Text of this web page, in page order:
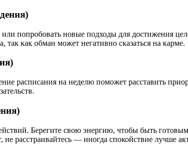
попробовать новые подходы для достижения
так как обман может негативно сказаться на карме.
расписания на неделю поможет расставить
Берегите свою энергию, чтобы быть
расстраивайтесь — иногда спокойствие лучше